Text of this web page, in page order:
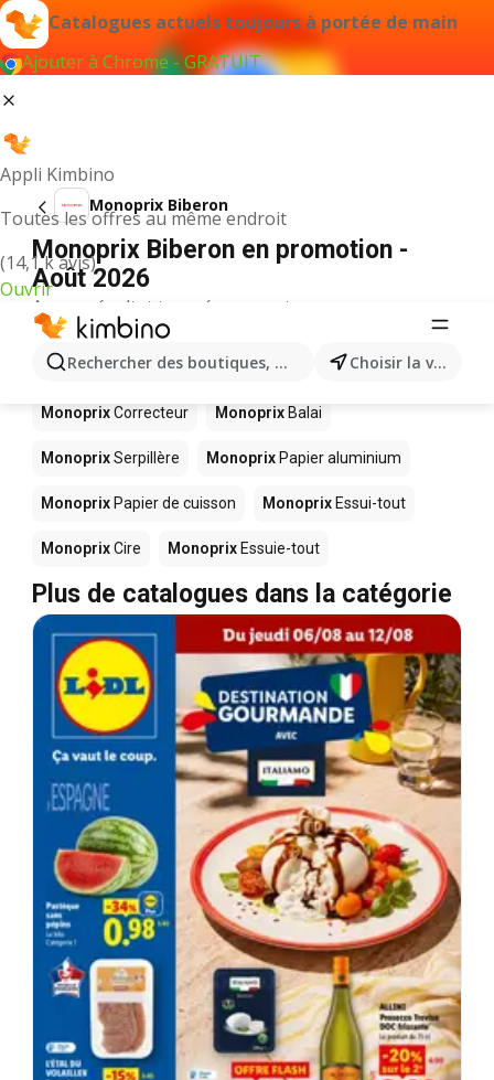
Catalogues actuels toujours à portée de main
Ajouter à Chrome - GRATUIT
Appli Kimbino
Toutes les offres au même endroit
(14,1 k avis)
Ouvrir
Rechercher des boutiques, des catégories, des Choisir la ville
Monoprix Biberon
Monoprix Biberon en promotion -
Août 2026
Aucun résultat trouvé pour ce terme.
D’autres produits dans les magasins
Monoprix
MonoprixCorrecteur Monoprix Balai
MonoprixSerpillère Monoprix Papier aluminium
Monoprix Papier de cuisson Monoprix Essui-tout
MonoprixCire Monoprix Essuie-tout
Plus de catalogues dans la catégorie